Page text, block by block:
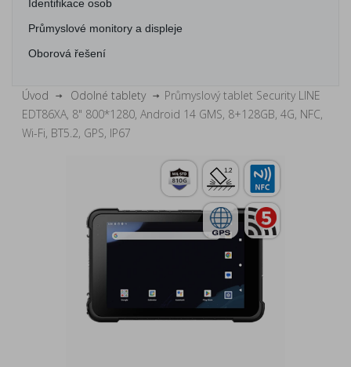
Identifikace osob
Průmyslové monitory a displeje
Oborová řešení
Úvod Odolné tablety
Průmyslový tablet Security LINE
EDT86XA, 8" 800*1280, Android 14 GMS, 8+128GB, 4G, NFC,
Wi-Fi, BT5.2, GPS, IP67